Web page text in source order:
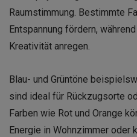
Raumstimmung. Bestimmte
Entspannung fördern,
Kreativität anregen.
Blau- und Grüntöne
sind ideal für Rückzugsorte
Farben wie Rot und Orange
Energie in Wohnzimmer oder